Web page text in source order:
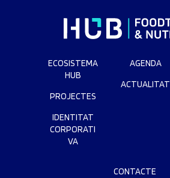
ECOSISTEMA
HUB
PROJECTES
IDENTITAT
CORPORATI
VA
AGENDA
ACTUALITAT
CONTACTE